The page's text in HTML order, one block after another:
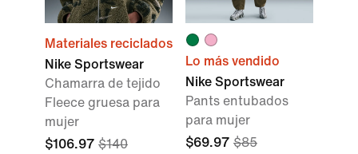
Materiales reciclados
Nike Sportswear
Chamarra de tejido
Fleece gruesa para
mujer
$106.97 $140
Lo más vendido
Nike Sportswear
Pants entubados
para mujer
$69.97 $85